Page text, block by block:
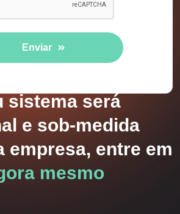
Enviar
sistema será
e sob-medida
empresa, entre em
mesmo